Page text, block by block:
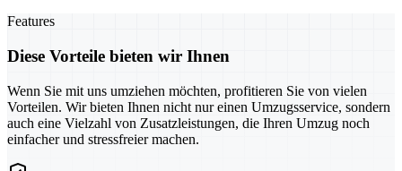
Features
Diese Vorteile bieten wir Ihnen
Wenn Sie mit uns umziehen möchten, profitieren Sie von vielen
Vorteilen. Wir bieten Ihnen nicht nur einen Umzugsservice, sondern
auch eine Vielzahl von Zusatzleistungen, die Ihren Umzug noch
einfacher und stressfreier machen.